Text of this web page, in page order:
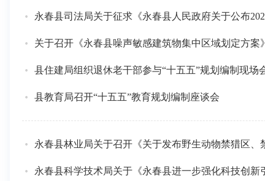
永春县司法局关于征求《永春县人民政府关于公布
关于召开《永春县噪声敏感建筑物集中区域划定方案
县住建局组织退休老干部参与“十五五”规划编制现场
县教育局召开“十五五”教育规划编制座谈会
永春县林业局关于召开《关于发布野生动物禁猎区
永春县科学技术局关于《永春县进一步强化科技创